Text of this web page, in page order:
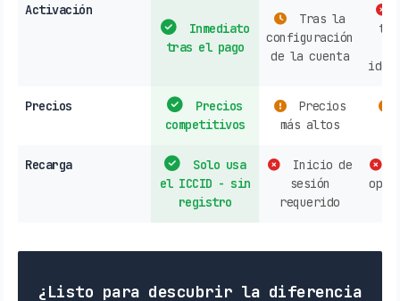
Activación
Inmediato
tras el pago
Tras la
configuración
de la cuenta
Precios
Precios
competitivos
Precios
más altos
Recarga
Solo usa
el ICCID - sin
registro
Inicio de
sesión
requerido
¿Listo para descubrir la diferencia